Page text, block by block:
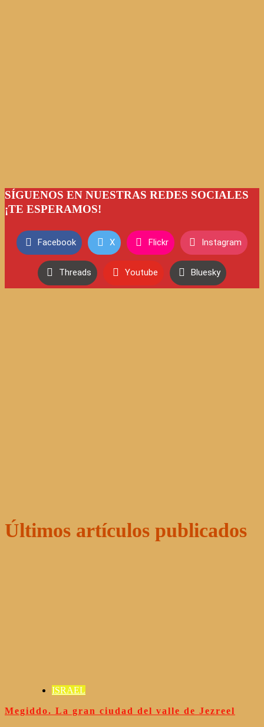
SÍGUENOS EN NUESTRAS REDES SOCIALES
¡TE ESPERAMOS!
Facebook X Flickr Instagram
Threads Youtube Bluesky
Últimos artículos publicados
ISRAEL
Megiddo. La gran ciudad del valle de Jezreel